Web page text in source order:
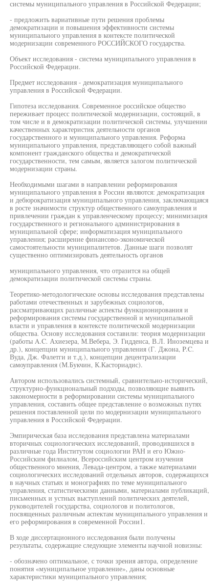
системы муниципального управления в Российской Федерации;
- предложить вариативные пути решения проблемы
демократизации и повышения эффективности системы
муниципального управления в контексте политической
модернизации современного РОССИЙСКОГО государства.
Объект исследования - система муниципального управления в
Российской Федерации.
Предмет исследования - демократизация муниципального
управления в Российской Федерации.
Гипотеза исследования. Современное российское общество
переживает процесс политической модернизации, состоящий, в
том числе и в демократизации политической системы, улучшении
качественных характеристик деятельности органов
государственного и муниципального управления. Реформа
муниципального управления, представляющего собой важный
компонент гражданского общества и демократической
государственности, тем самым, является залогом политической
модернизации страны.
Необходимыми шагами в направлении реформирования
муниципального управления в России являются: демократизация
и дебюрократизация муниципального управления, заключающаяся
в росте значимости структур общественного самоуправления и
привлечении граждан к управленческому процессу; минимизация
государственного и регионального администрирования в
муниципальной сфере; информатизация муниципального
управления; расширение финансово-экономической
самостоятельности муниципалитетов. Данные шаги позволят
существенно оптимизировать деятельность органов
муниципального управления, что отразится на общей
демократизации политической системы страны.
Теоретико-методологические основы исследования представлены
работами отечественных и зарубежных социологов,
рассматривающих различные аспекты функционирования и
реформирования системы государственной и муниципальной
власти и управления в контексте политической модернизации
общества. Основу исследования составили: теория модернизации
(работы A.C. Ахиезера, М.Вебера, Э. Гидденса, В.Л. Иноземцева и
др.), концепции муниципального управления (Г. Джона, P.C.
Вуда, Дж. Фалетги и т.д.), концепции децентрализации
самоуправления (М.Букчин, К.Касториадис).
Автором использовались системный, сравнительно-исторический,
структурно-функциональный подходы, позволяющие выявить
закономерности в реформировании системы муниципального
управления, составить общее представление о возможных путях
решения поставленной цели по модернизации муниципального
управления в Российской Федерации.
Эмпирическая база исследования представлена материалами
вторичных социологических исследований, проводившихся в
различные года Институтом социологии РАН и его Южно-
Российским филиалом, Всероссийским центром изучения
общественного мнения, Левада-центром, а также материалами
социологических исследований отдельных авторов, содержащихся
в научных статьях и монографиях по теме муниципального
управления, статистическими данными, материалами публикаций,
письменных и устных выступлений политических деятелей,
руководителей государства, социологов и политологов,
посвященных различным аспектам муниципального управления и
его реформирования в современной России1.
В ходе диссертационного исследования были получены
результаты, содержащие следующие элементы научной новизны:
- обозначено оптимальное, с точки зрения автора, определение
понятия «муниципальное управление», даны основные
характеристики муниципального управления;